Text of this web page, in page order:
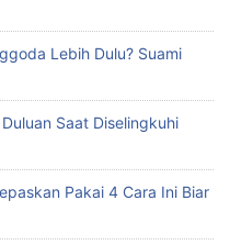
Lebih Dulu? Suami
Saat Diselingkuhi
Pakai 4 Cara Ini Biar